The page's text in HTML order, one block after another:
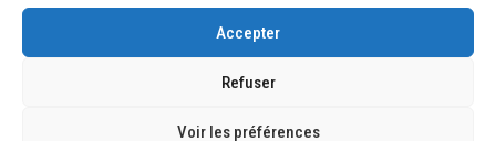
Accepter
Refuser
Voir les préférences